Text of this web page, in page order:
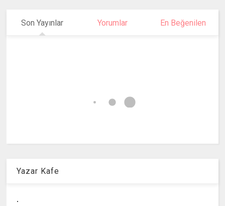
Son Yayınlar Yorumlar En Beğenilen
Yazar Kafe
.